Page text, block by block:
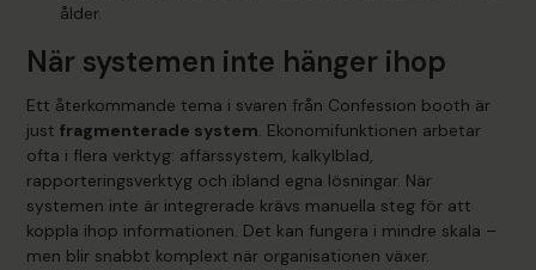
ålder.
När systemen inte hänger ihop
Ett återkommande tema i svaren från Confession booth är
justfragmenterade system . Ekonomifunktionen arbetar
ofta i flera verktyg: affärssystem, kalkylblad,
rapporteringsverktyg och ibland egna lösningar. När
systemen inte är integrerade krävs manuella steg för att
koppla ihop informationen. Det kan fungera i mindre skala –
men blir snabbt komplext när organisationen växer.